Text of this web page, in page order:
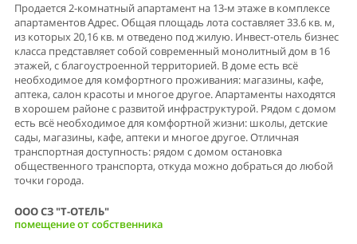
Продается 2-комнатный апартамент на 13-м этаже в комплексе
апартаментов Адрес. Общая площадь лота составляет 33.6 кв. м,
из которых 20,16 кв. м отведено под жилую. Инвест-отель бизнес
класса представляет собой современный монолитный дом в 16
этажей, с благоустроенной территорией. В доме есть всё
необходимое для комфортного проживания: магазины, кафе,
аптека, салон красоты и многое другое. Апартаменты находятся
в хорошем районе с развитой инфраструктурой. Рядом с домом
есть всё необходимое для комфортной жизни: школы, детские
сады, магазины, кафе, аптеки и многое другое. Отличная
транспортная доступность: рядом с домом остановка
общественного транспорта, откуда можно добраться до любой
точки города.
ООО СЗ "Т-ОТЕЛЬ"
помещение от собственника